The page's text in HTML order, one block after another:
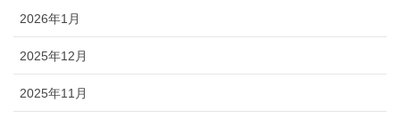
2026年1月
2025年12月
2025年11月